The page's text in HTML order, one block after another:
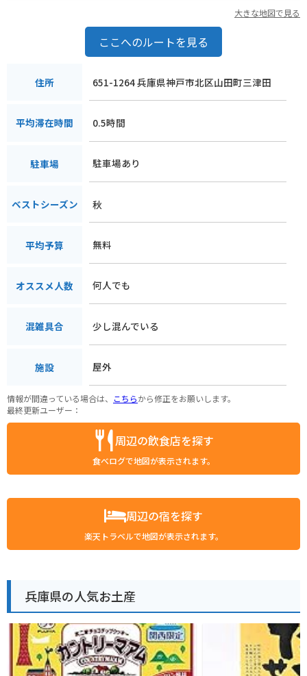
大きな地図で見る
ここへのルートを見る
住所 651-1264 兵庫県神戸市北区山田町三津田
平均滞在時間 0.5時間
駐車場 駐車場あり
ベストシーズン 秋
平均予算 無料
オススメ人数 何人でも
混雑具合 少し混んでいる
施設 屋外
情報が間違っている場合は、 こちらから修正をお願いします。
最終更新ユーザー：
周辺の飲食店を探す
食べログで地図が表示されます。
周辺の宿を探す
楽天トラベルで地図が表示されます。
兵庫県の人気お土産